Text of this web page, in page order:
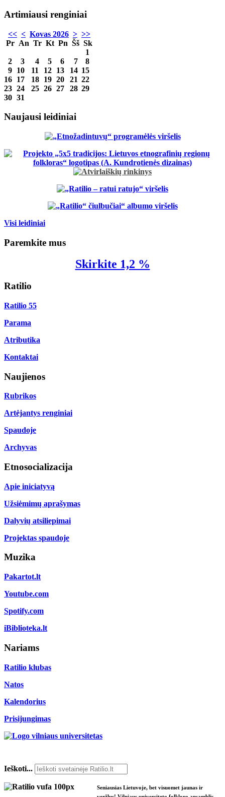
Artimiausi renginiai
<< < Kovas 2026 > >>
Pr An Tr Kt Pn Šš Sk
1
2
3 4 5 6 7
8
9 10 11 12 13 14 15
16 17 18 19 20 21 22
23 24 25 26 27 28 29
30 31
Naujausi leidiniai
Visi leidiniai
Paremkite mus
Skirkite 1,2 %
Ratilio
Ratilio 55
Parama
Atributika
Kontaktai
Naujienos
Rubrikos
Artėjantys renginiai
Spaudoje
Archyvas
Etnosocializacija
Apie iniciatyvą
Užsiėmimų aprašymas
Dalyvių atsiliepimai
Projektas spaudoje
Muzika
Pakartot.lt
Youtube.com
Spotify.com
iBiblioteka.lt
Nariams
Ratilio klubas
Natos
Kalendorius
Prisijungimas
Ieškoti...
Seniausias Lietuvoje, bet visuomet jaunas ir